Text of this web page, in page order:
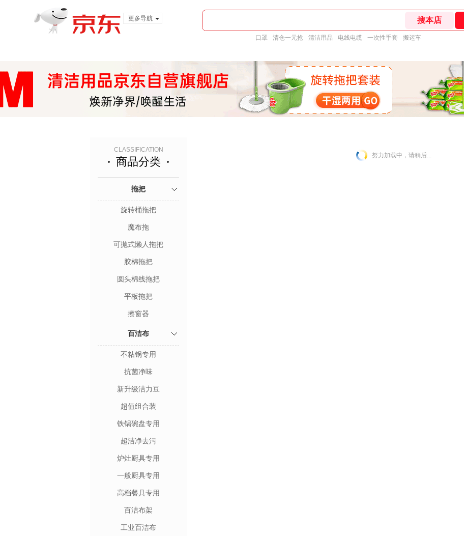
更多导航
口罩 清仓一元抢 清洁用品 电线电缆 一次性手套 搬运车
CLASSIFICATION
商品分类
拖把
旋转桶拖把
魔布拖
可抛式懒人拖把
胶棉拖把
圆头棉线拖把
平板拖把
擦窗器
百洁布
不粘锅专用
抗菌净味
新升级洁力豆
超值组合装
铁锅碗盘专用
超洁净去污
炉灶厨具专用
一般厨具专用
高档餐具专用
百洁布架
工业百洁布
努力加载中，请稍后...